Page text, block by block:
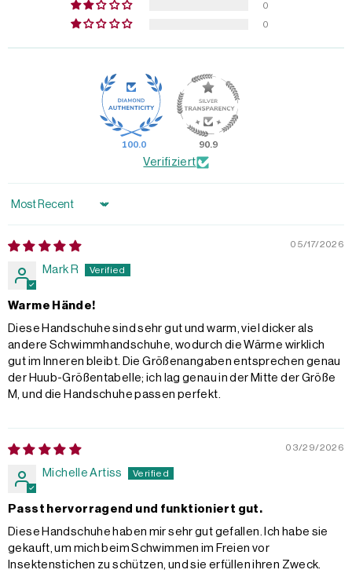
0
0
100.0 90.9
Verifiziert
Sort by
05/17/2026
Mark R
Warme Hände!
Diese Handschuhe sind sehr gut und warm, viel dicker als
andere Schwimmhandschuhe, wodurch die Wärme wirklich
gut im Inneren bleibt. Die Größenangaben entsprechen genau
der Huub-Größentabelle; ich lag genau in der Mitte der Größe
M, und die Handschuhe passen perfekt.
03/29/2026
Michelle Artiss
Passt hervorragend und funktioniert gut.
Diese Handschuhe haben mir sehr gut gefallen. Ich habe sie
gekauft, um mich beim Schwimmen im Freien vor
Insektenstichen zu schützen, und sie erfüllen ihren Zweck.